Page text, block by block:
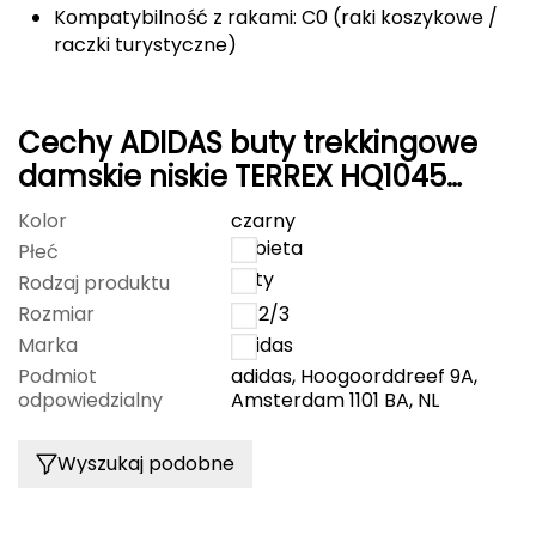
Fjord Nansen
GSI Outdoors
Gear Aid
Gerber
Giant Dragon
Gilmonte
Giro
Kompatybilność z rakami: C0 (raki koszykowe /
raczki turystyczne)
Cechy ADIDAS buty trekkingowe
damskie niskie TERREX HQ1045
czarne
Kolor
czarny
Płeć
kobieta
Rodzaj produktu
buty
Rozmiar
38 2/3
Marka
Adidas
Podmiot
odpowiedzialny
adidas, Hoogoorddreef 9A,
Amsterdam 1101 BA, NL
Wyszukaj podobne